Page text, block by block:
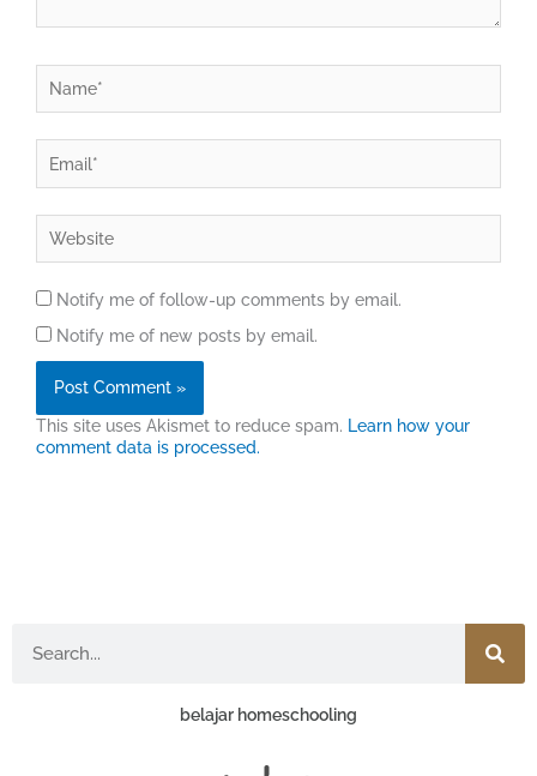
Notify me of follow-up comments by email.
Notify me of new posts by email.
This site uses Akismet to reduce spam. Learn how your
comment data is processed.
belajar homeschooling